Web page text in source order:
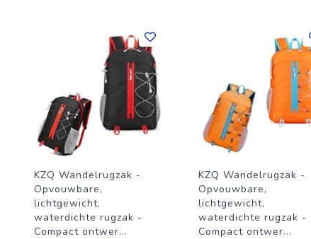
KZQ Wandelrugzak -
Opvouwbare,
lichtgewicht,
waterdichte rugzak -
Compact ontwer...
KZQ Wandelrugzak -
Opvouwbare,
lichtgewicht,
waterdichte rugzak -
Compact ontwer...